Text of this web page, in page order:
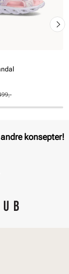
konsepter!